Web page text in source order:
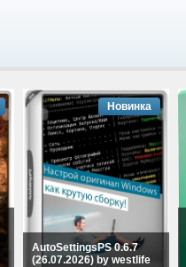
AutoSettingsPS 0.6.7
(26.07.2026) by westlife
Новинка